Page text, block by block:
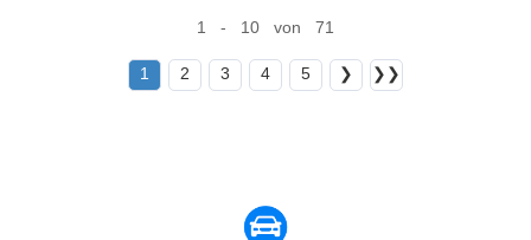
1 - 10 von 71
1 2 3 4 5 ❯ ❯❯